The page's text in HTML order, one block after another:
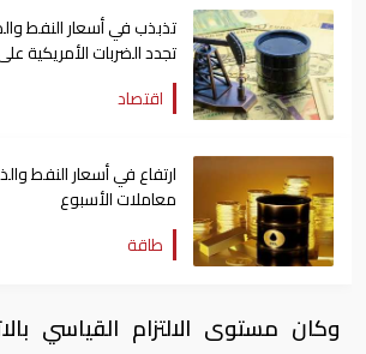
تذبذب في أسعار النفط
تجدد الضربات الأمريكية
اقتصاد
ارتفاع في أسعار النفط
معاملات الأسبوع
طاقة
وكان مستوى الالتزام القياسي